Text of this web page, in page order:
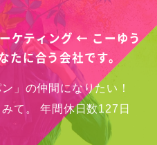
ケティング ← こーゆう
たに合う会社です。
」の仲間になりたい！
て。
年間休日数127日